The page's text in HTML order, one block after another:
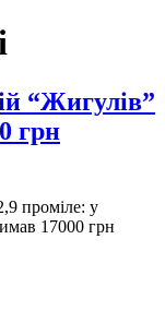
“Жигулів”
грн
проміле: у
17000 грн